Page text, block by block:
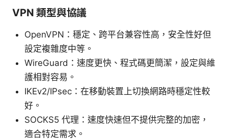
VPN 類型與協議
OpenVPN：穩定、跨平台兼容性高，安全性好但
設定複雜度中等。
WireGuard：速度更快、程式碼更簡潔，設定與維
護相對容易。
IKEv2/IPsec：在移動裝置上切換網路時穩定性較
好。
SOCKS5 代理：速度快速但不提供完整的加密，
適合特定需求。